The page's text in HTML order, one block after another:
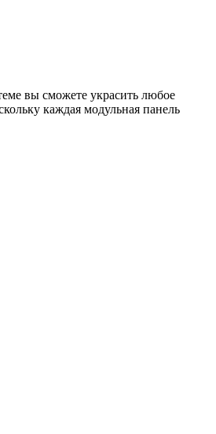
вы сможете украсить любое
каждая модульная панель